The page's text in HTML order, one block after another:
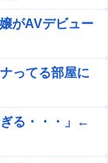
がAVデビュー
ってる部屋に
ぎる・・・」←